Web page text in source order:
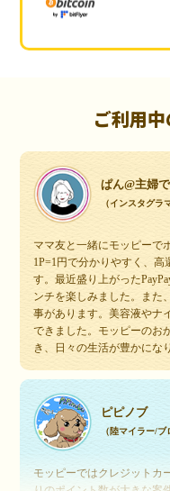
ご利用
ぱん@主婦
（インスタグラ
ママ友と一緒にモッピーで
1P=1円で分かりやすく、
す。最近盛り上がった
ンチを楽しみました。また
事があります。美容液やナ
できました。モッピーのお
き、日々の生活が豊かにな
ピピノブ
（陸マイラー/ブ
モッピーではクレジットカ